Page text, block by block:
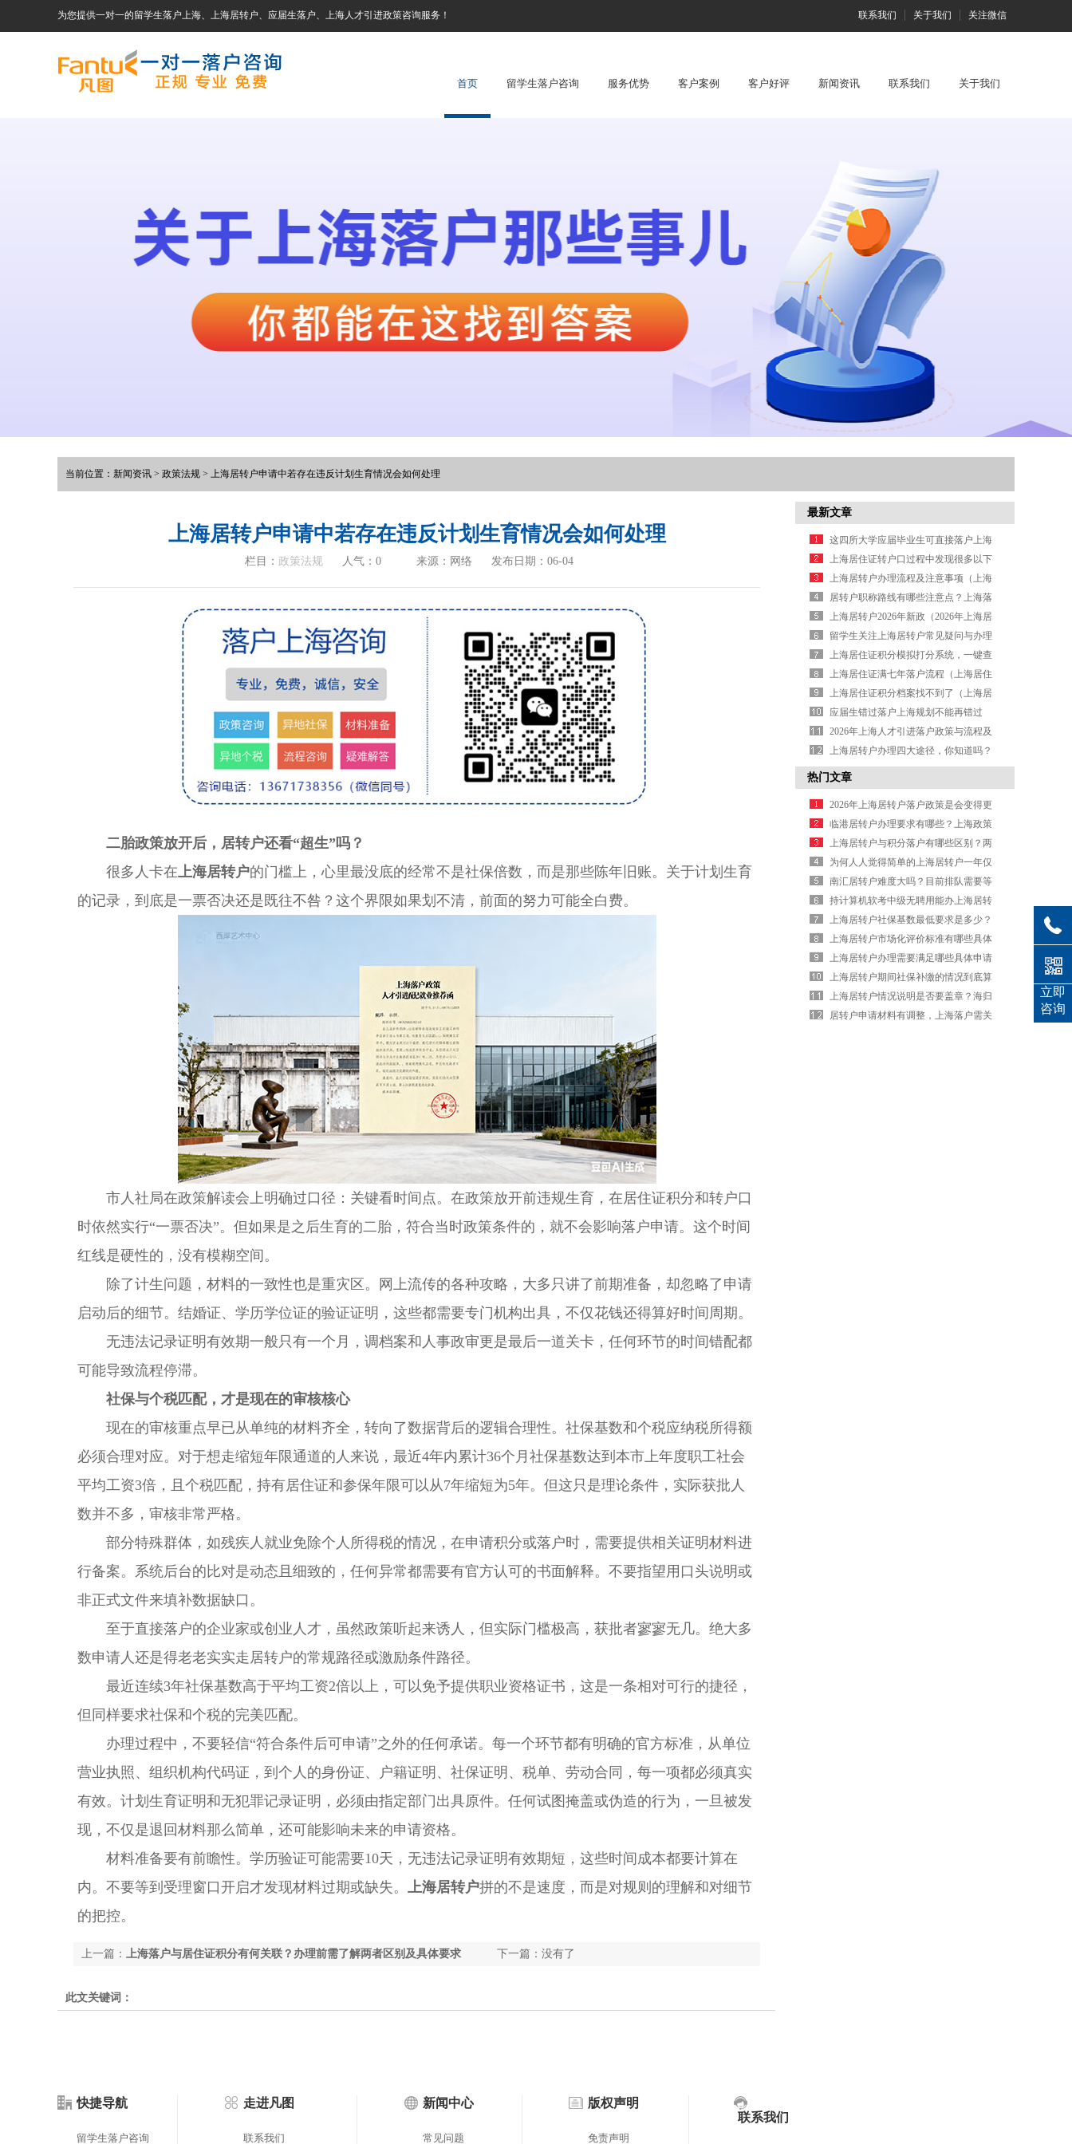
为您提供一对一的留学生落户上海、上海居转户、应届生落户、上海人才引进政策咨询服务！ 联系我们 关于我们 关注微信
首页 留学生落户咨询 服务优势 客户案例 客户好评 新闻资讯 联系我们 关于我们
当前位置： 新闻资讯 > 政策法规 > 上海居转户申请中若存在违反计划生育情况会如何处理
上海居转户申请中若存在违反计划生育情况会如何处理
栏目： 政策法规 人气： 0 来源：网络 发布日期：06-04
二胎政策放开后，居转户还看“超生”吗？
很多人卡在上海居转户的门槛上，心里最没底的经常不是社保倍数，而是那些陈年旧账。关于计划生育
的记录，到底是一票否决还是既往不咎？这个界限如果划不清，前面的努力可能全白费。
市人社局在政策解读会上明确过口径：关键看时间点。在政策放开前违规生育，在居住证积分和转户口
时依然实行“一票否决”。但如果是之后生育的二胎，符合当时政策条件的，就不会影响落户申请。这个时间
红线是硬性的，没有模糊空间。
除了计生问题，材料的一致性也是重灾区。网上流传的各种攻略，大多只讲了前期准备，却忽略了申请
启动后的细节。结婚证、学历学位证的验证证明，这些都需要专门机构出具，不仅花钱还得算好时间周期。
无违法记录证明有效期一般只有一个月，调档案和人事政审更是最后一道关卡，任何环节的时间错配都
可能导致流程停滞。
社保与个税匹配，才是现在的审核核心
现在的审核重点早已从单纯的材料齐全，转向了数据背后的逻辑合理性。社保基数和个税应纳税所得额
必须合理对应。对于想走缩短年限通道的人来说，最近4年内累计36个月社保基数达到本市上年度职工社会
平均工资3倍，且个税匹配，持有居住证和参保年限可以从7年缩短为5年。但这只是理论条件，实际获批人
数并不多，审核非常严格。
部分特殊群体，如残疾人就业免除个人所得税的情况，在申请积分或落户时，需要提供相关证明材料进
行备案。系统后台的比对是动态且细致的，任何异常都需要有官方认可的书面解释。不要指望用口头说明或
非正式文件来填补数据缺口。
至于直接落户的企业家或创业人才，虽然政策听起来诱人，但实际门槛极高，获批者寥寥无几。绝大多
数申请人还是得老老实实走居转户的常规路径或激励条件路径。
最近连续3年社保基数高于平均工资2倍以上，可以免予提供职业资格证书，这是一条相对可行的捷径，
但同样要求社保和个税的完美匹配。
办理过程中，不要轻信“符合条件后可申请”之外的任何承诺。每一个环节都有明确的官方标准，从单位
营业执照、组织机构代码证，到个人的身份证、户籍证明、社保证明、税单、劳动合同，每一项都必须真实
有效。计划生育证明和无犯罪记录证明，必须由指定部门出具原件。任何试图掩盖或伪造的行为，一旦被发
现，不仅是退回材料那么简单，还可能影响未来的申请资格。
材料准备要有前瞻性。学历验证可能需要10天，无违法记录证明有效期短，这些时间成本都要计算在
内。不要等到受理窗口开启才发现材料过期或缺失。 上海居转户拼的不是速度，而是对规则的理解和对细节
的把控。
下一篇：没有了
上一篇： 上海落户与居住证积分有何关联？办理前需了解两者区别及具体要求
此文关键词：
最新文章
这四所大学应届毕业生可直接落户上海
上海居住证转户口过程中发现很多以下
的问题（上海居住证转上海户口条件
2026年）
上海居转户办理流程及注意事项（上海
居转户流程时间表）
居转户职称路线有哪些注意点？上海落
户需知
上海居转户2026年新政（2026年上海居
转户新政策出炉）
留学生关注上海居转户常见疑问与办理
信息
上海居住证积分模拟打分系统，一键查
分！（上海居住证积分打分规则）
上海居住证满七年落户流程（上海居住
证七年直接落户吗）
上海居住证积分档案找不到了（上海居
住证积分 个人档案）
应届生错过落户上海规划不能再错过
（应届生落户规划补救从速）
2026年上海人才引进落户政策与流程及
条件清单
上海居转户办理四大途径，你知道吗？
（上海居转户经验分享）
热门文章
2026年上海居转户落户政策是会变得更
紧张吗
临港居转户办理要求有哪些？上海政策
细节解析
上海居转户与积分落户有哪些区别？两
者申请条件有何不同
为何人人觉得简单的上海居转户一年仅
进一万人？
南汇居转户难度大吗？目前排队需要等
待多久时间
持计算机软考中级无聘用能办上海居转
户吗
上海居转户社保基数最低要求是多少？
上海居转户市场化评价标准有哪些具体
细则要求
上海居转户办理需要满足哪些具体申请
条件？
上海居转户期间社保补缴的情况到底算
不算数？
上海居转户情况说明是否要盖章？海归
办理时需注意哪些细节要求
居转户申请材料有调整，上海落户需关
快捷导航
留学生落户咨询
走进凡图
联系我们
新闻中心
常见问题
版权声明
免责声明
联系我们
立即
咨询